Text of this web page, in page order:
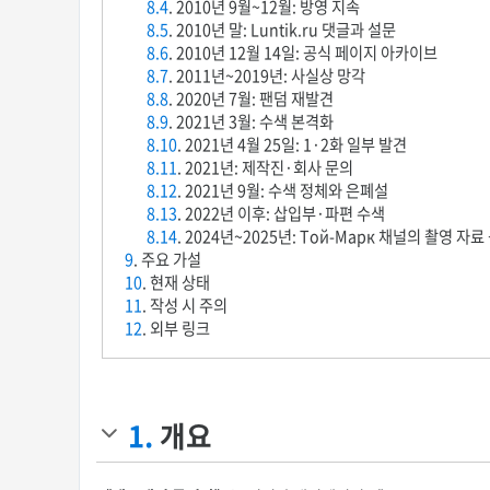
8.4. 2010년 9월~12월: 방영 지속
8.5. 2010년 말: Luntik.ru 댓글과 설문
8.6. 2010년 12월 14일: 공식 페이지 아카이브
8.7. 2011년~2019년: 사실상 망각
8.8. 2020년 7월: 팬덤 재발견
8.9. 2021년 3월: 수색 본격화
8.10. 2021년 4월 25일: 1·2화 일부 발견
8.11. 2021년: 제작진·회사 문의
8.12. 2021년 9월: 수색 정체와 은폐설
8.13. 2022년 이후: 삽입부·파편 수색
8.14. 2024년~2025년: Той-Марк 채널의 촬영 자료
9. 주요 가설
10. 현재 상태
11. 작성 시 주의
12. 외부 링크
1. 개요